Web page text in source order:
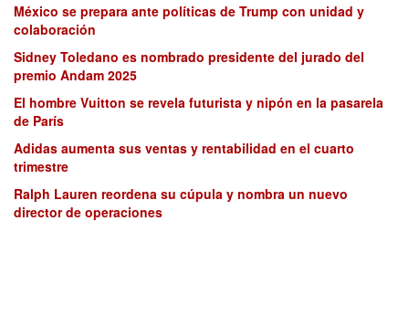
México se prepara ante políticas de Trump con unidad y
colaboración
Sidney Toledano es nombrado presidente del jurado del
premio Andam 2025
El hombre Vuitton se revela futurista y nipón en la pasarela
de París
Adidas aumenta sus ventas y rentabilidad en el cuarto
trimestre
Ralph Lauren reordena su cúpula y nombra un nuevo
director de operaciones